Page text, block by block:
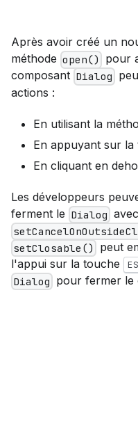
Après avoir créé un
méthode open()
pour
composant Dialog
actions :
En utilisant la
En appuyant sur la
En cliquant en
Les développeurs
ferment le Dialog avec
setClosable()
peut
l'appui sur la touche
Dialog pour fermer le